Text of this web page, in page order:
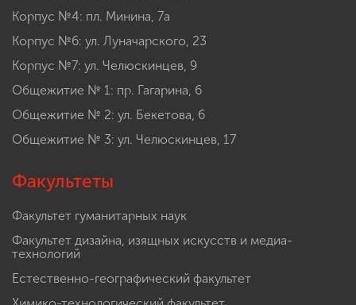
Корпус №4: пл. Минина, 7а
Корпус №6: ул. Луначарского, 23
Корпус №7: ул. Челюскинцев, 9
Общежитие № 1: пр. Гагарина, 6
Общежитие № 2: ул. Бекетова, 6
Общежитие № 3: ул. Челюскинцев, 17
Факультеты
Факультет гуманитарных наук
Факультет дизайна, изящных искусств и медиа-
технологий
Естественно-географический факультет